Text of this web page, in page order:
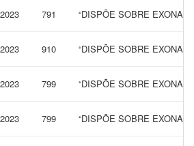
2023 791 “DISPÕE SOBRE
2023 910 “DISPÕE SOBRE
2023 799 “DISPÕE SOBRE
2023 799 “DISPÕE SOBRE